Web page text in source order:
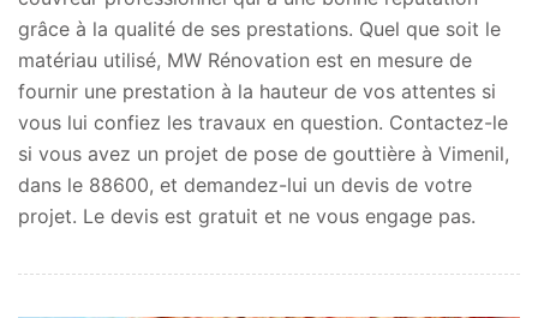
grâce à la qualité de ses prestations. Quel que soit le
matériau utilisé, MW Rénovation est en mesure de
fournir une prestation à la hauteur de vos attentes si
vous lui confiez les travaux en question. Contactez-le
si vous avez un projet de pose de gouttière à Vimenil,
dans le 88600, et demandez-lui un devis de votre
projet. Le devis est gratuit et ne vous engage pas.